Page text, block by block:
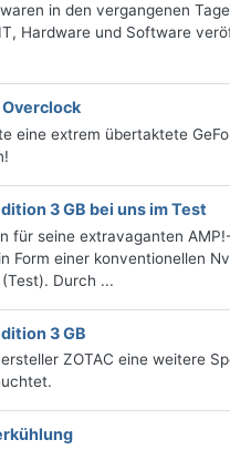
in den vergangenen
Hardware und Software
Overclock
eine extrem übertaktete
3 GB bei uns im Test
für seine extravaganten
Form einer konventionellen
Durch ...
3 GB
ZOTAC eine weitere